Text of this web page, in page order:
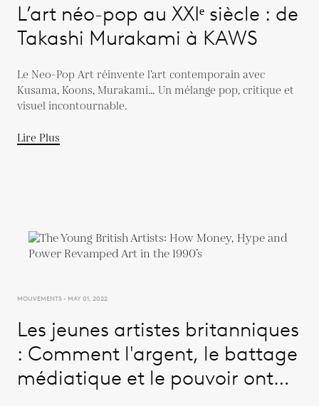
L’art néo-pop au XXIᵉ siècle : de
Takashi Murakami à KAWS
Le Neo-Pop Art réinvente l’art contemporain avec
Kusama, Koons, Murakami… Un mélange pop, critique et
visuel incontournable.
Lire Plus
MOUVEMENTS - MAY 01, 2022
Les jeunes artistes britanniques
: Comment l'argent, le battage
médiatique et le pouvoir ont